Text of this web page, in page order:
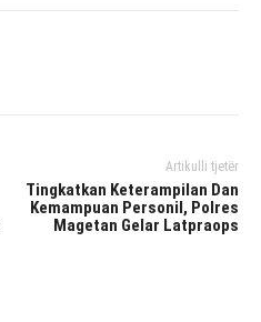
Artikulli tjetër
Tingkatkan Keterampilan Dan
Kemampuan Personil, Polres
Magetan Gelar Latpraops